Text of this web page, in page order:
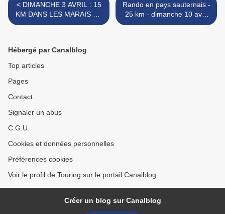
< DIMANCHE 3 AVRIL : 15
KM DANS LES MARAIS DE
LABARDE AVEC MICHELE
Rando en pays sauternais -
25 km - dimanche 10 avril
2016 >
Hébergé par Canalblog
Top articles
Pages
Contact
Signaler un abus
C.G.U.
Cookies et données personnelles
Préférences cookies
Voir le profil de Touring sur le portail Canalblog
Créer un blog sur Canalblog